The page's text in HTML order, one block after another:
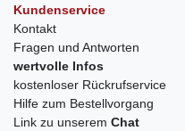
Kundenservice
Kontakt
Fragen und Antworten
wertvolle Infos
kostenloser Rückrufservice
Hilfe zum Bestellvorgang
Link zu unserem Chat